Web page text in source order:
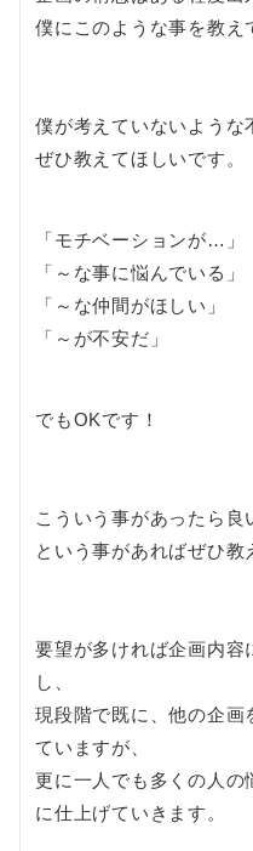
僕にこのような事を教え
僕が考えていないような
ぜひ教えてほしいです。
「モチベーションが…」
「～な事に悩んでいる」
「～な仲間がほしい」
「～が不安だ」
でもOKです！
こういう事があったら良
という事があればぜひ教
要望が多ければ企画内容
し、
現段階で既に、他の企画
ていますが、
更に一人でも多くの人の
に仕上げていきます。